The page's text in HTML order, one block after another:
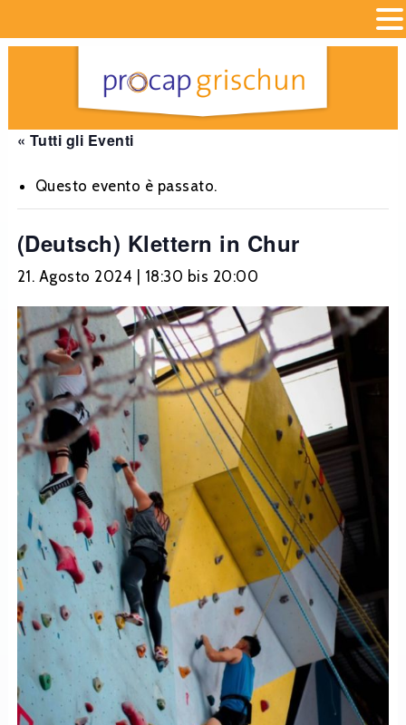
« Tutti gli Eventi
Questo evento è passato.
(Deutsch) Klettern in Chur
21. Agosto 2024 | 18:30 bis 20:00